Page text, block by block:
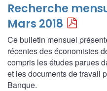
Recherche
Mars 2018
Ce bulletin mensuel
récentes des économistes
compris les études parues
et les documents de travail
Banque.